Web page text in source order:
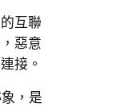
互聯
惡意
接。
，是